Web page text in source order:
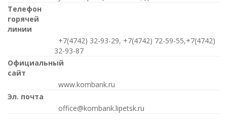
Телефон
горячей
линии
+7(4742) 32-93-29, +7(4742) 72-59-55,+7(4742)
32-93-87
Официальный
сайт
www.kombank.ru
Эл. почта
office@kombank.lipetsk.ru